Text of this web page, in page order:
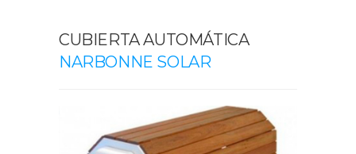
CUBIERTA AUTOMÁTICA
NARBONNE SOLAR